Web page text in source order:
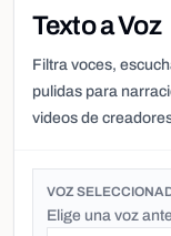
Texto a Voz
Filtra voces,
pulidas para
videos de
VOZ
Elige una voz